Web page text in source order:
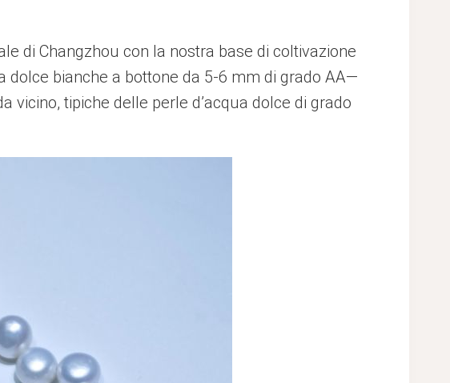
di Changzhou con la nostra base di coltivazione
dolce bianche a bottone da 5-6 mm di grado AA—
tipiche delle perle d’acqua dolce di grado